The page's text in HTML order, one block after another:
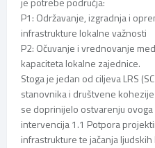
P1: Održavanje, izgradnja i
infrastrukture lokalne važnosti
P2: Očuvanje i vrednovanje
kapaciteta lokalne zajednice.
Stoga je jedan od ciljeva LRS
stanovnika i društvene
se doprinijelo ostvarenju ovoga
intervencija 1.1 Potpora
infrastrukture te jačanja